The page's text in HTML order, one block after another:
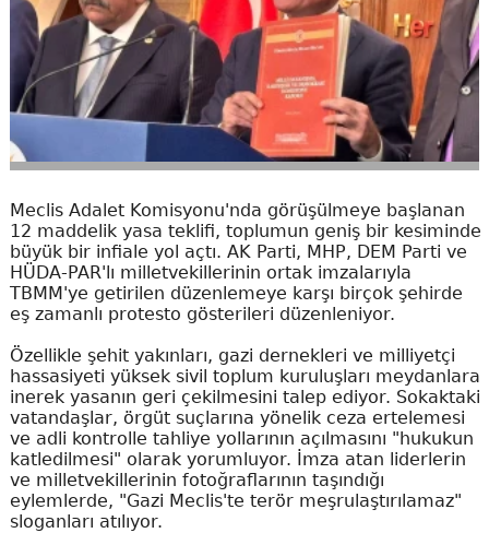
Meclis Adalet Komisyonu'nda görüşülmeye başlanan
12 maddelik yasa teklifi, toplumun geniş bir kesiminde
büyük bir infiale yol açtı. AK Parti, MHP, DEM Parti ve
HÜDA-PAR'lı milletvekillerinin ortak imzalarıyla
TBMM'ye getirilen düzenlemeye karşı birçok şehirde
eş zamanlı protesto gösterileri düzenleniyor.
Özellikle şehit yakınları, gazi dernekleri ve milliyetçi
hassasiyeti yüksek sivil toplum kuruluşları meydanlara
inerek yasanın geri çekilmesini talep ediyor. Sokaktaki
vatandaşlar, örgüt suçlarına yönelik ceza ertelemesi
ve adli kontrolle tahliye yollarının açılmasını "hukukun
katledilmesi" olarak yorumluyor. İmza atan liderlerin
ve milletvekillerinin fotoğraflarının taşındığı
eylemlerde, "Gazi Meclis'te terör meşrulaştırılamaz"
sloganları atılıyor.